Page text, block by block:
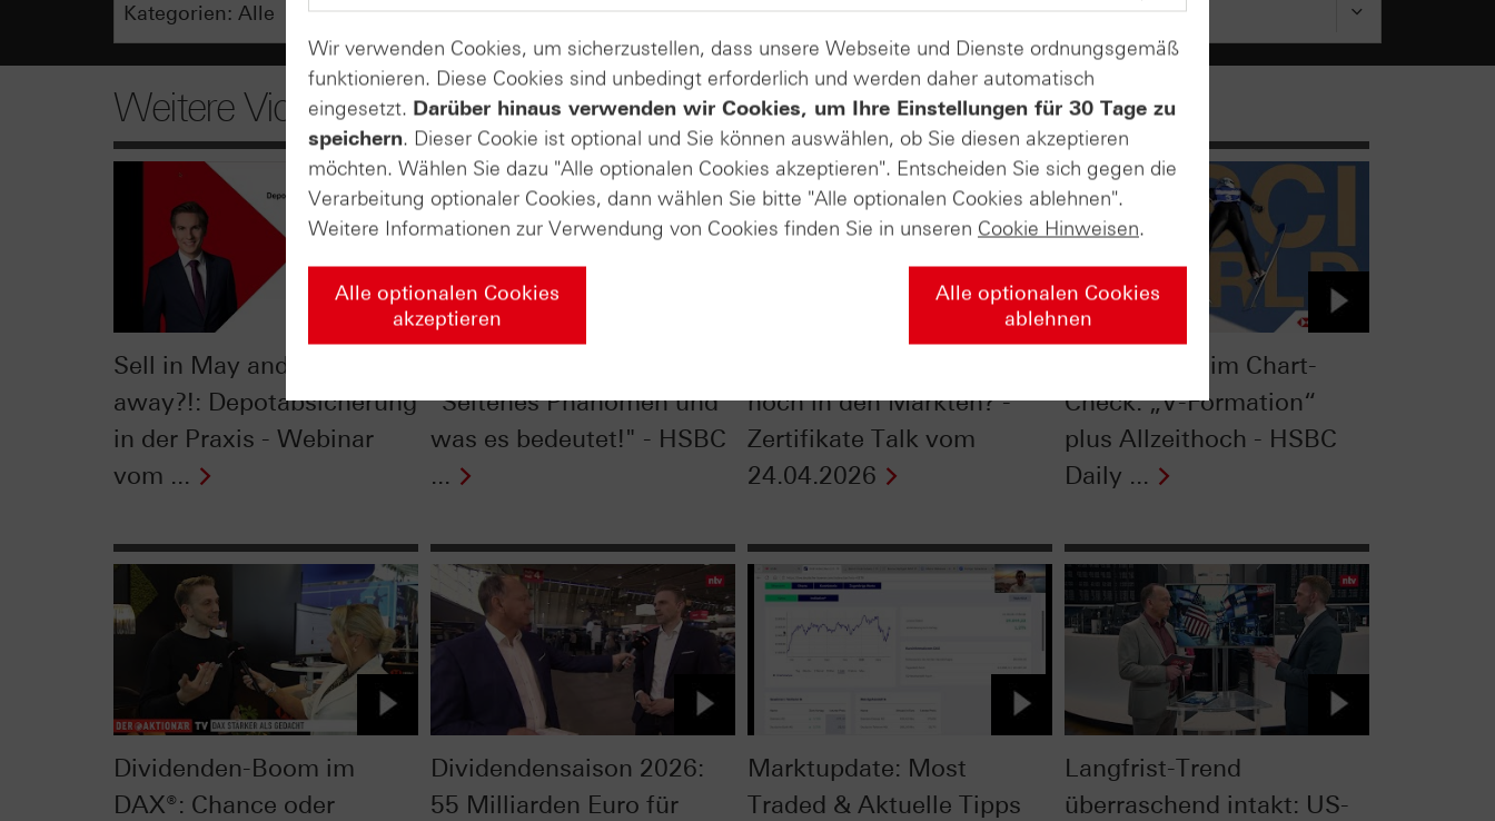
Weitere Videos
Sell in May and go
away?!: Depotabsicherung
in der Praxis - Webinar
vom ...
"Seltenes Phänomen und
was es bedeutet!" - HSBC
...
noch in den Märkten? -
Zertifikate Talk vom
24.04.2026
MSCI World im Chart-
Check: „V-Formation“
plus Allzeithoch - HSBC
Daily ...
Dividenden-Boom im
DAX®: Chance oder
Dividendensaison 2026:
55 Milliarden Euro für
Marktupdate: Most
Traded & Aktuelle Tipps
Langfrist-Trend
überraschend intakt: US-
Wir verwenden Cookies, um sicherzustellen, dass unsere Webseite und Dienste ordnungsgemäß
funktionieren. Diese Cookies sind unbedingt erforderlich und werden daher automatisch
eingesetzt. Darüber hinaus verwenden wir Cookies, um Ihre Einstellungen für 30 Tage zu
speichern. Dieser Cookie ist optional und Sie können auswählen, ob Sie diesen akzeptieren
möchten. Wählen Sie dazu "Alle optionalen Cookies akzeptieren". Entscheiden Sie sich gegen die
Verarbeitung optionaler Cookies, dann wählen Sie bitte "Alle optionalen Cookies ablehnen".
Weitere Informationen zur Verwendung von Cookies finden Sie in unseren Cookie Hinweisen.
Alle optionalen Cookies
akzeptieren
Alle optionalen Cookies
ablehnen